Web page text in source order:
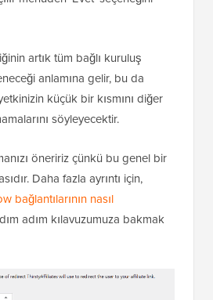
artık tüm bağlı kuruluş
anlamına gelir, bu da
küçük bir kısmını diğer
söyleyecektir.
öneririz çünkü bu genel bir
Daha fazla ayrıntı için,
bağlantılarının nasıl
adım kılavuzumuza bakmak